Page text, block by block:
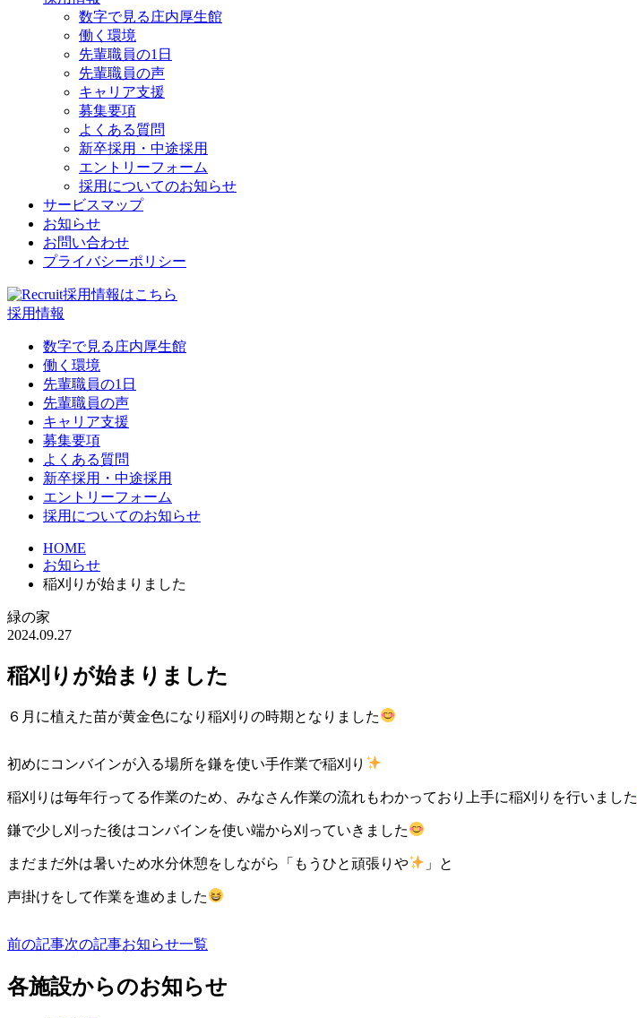
数字で見る庄内厚生館
働く環境
先輩職員の1日
先輩職員の声
キャリア支援
募集要項
よくある質問
新卒採用・中途採用
エントリーフォーム
採用についてのお知らせ
サービスマップ
お知らせ
お問い合わせ
プライバシーポリシー
採用情報はこちら
採用情報
数字で見る庄内厚生館
働く環境
先輩職員の1日
先輩職員の声
キャリア支援
募集要項
よくある質問
新卒採用・中途採用
エントリーフォーム
採用についてのお知らせ
HOME
お知らせ
稲刈りが始まりました
緑の家
2024.09.27
稲刈りが始まりました
６月に植えた苗が黄金色になり稲刈りの時期となりました
初めにコンバインが入る場所を鎌を使い手作業で稲刈り
稲刈りは毎年行ってる作業のため、みなさん作業の流れもわかっており上手に稲刈りを行いました
鎌で少し刈った後はコンバインを使い端から刈っていきました
まだまだ外は暑いため水分休憩をしながら「もうひと頑張りや 」と
声掛けをして作業を進めました
前の記事次の記事お知らせ一覧
各施設からのお知らせ